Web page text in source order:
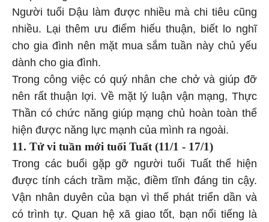
Người tuổi Dậu làm được nhiều mà chi tiêu cũng
nhiều. Lại thêm ưu điểm hiếu thuận, biết lo nghĩ
cho gia đình nên mặt mua sắm tuần này chủ yếu
dành cho gia đình.
Trong công việc có quý nhân che chở và giúp đỡ
nên rất thuận lợi. Về mặt lý luận vận mạng, Thực
Thần có chức năng giúp mạng chủ hoàn toàn thể
hiện được năng lực mạnh của mình ra ngoài.
11. Tử vi tuần mới tuổi Tuất (11/1 - 17/1)
Trong các buổi gặp gỡ người tuổi Tuất thể hiện
được tính cách trầm mặc, điềm tĩnh đáng tin cậy.
Vận nhân duyên của bạn vì thế phát triển dần và
có trình tự. Quan hệ xã giao tốt, bạn nổi tiếng là